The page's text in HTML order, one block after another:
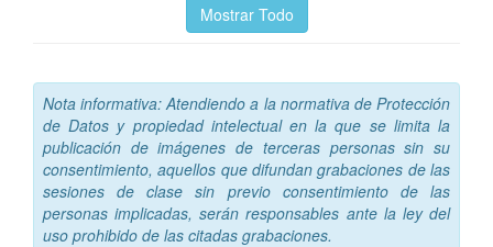
Mostrar Todo
Nota informativa: Atendiendo a la normativa de Protección
de Datos y propiedad intelectual en la que se limita la
publicación de imágenes de terceras personas sin su
consentimiento, aquellos que difundan grabaciones de las
sesiones de clase sin previo consentimiento de las
personas implicadas, serán responsables ante la ley del
uso prohibido de las citadas grabaciones.